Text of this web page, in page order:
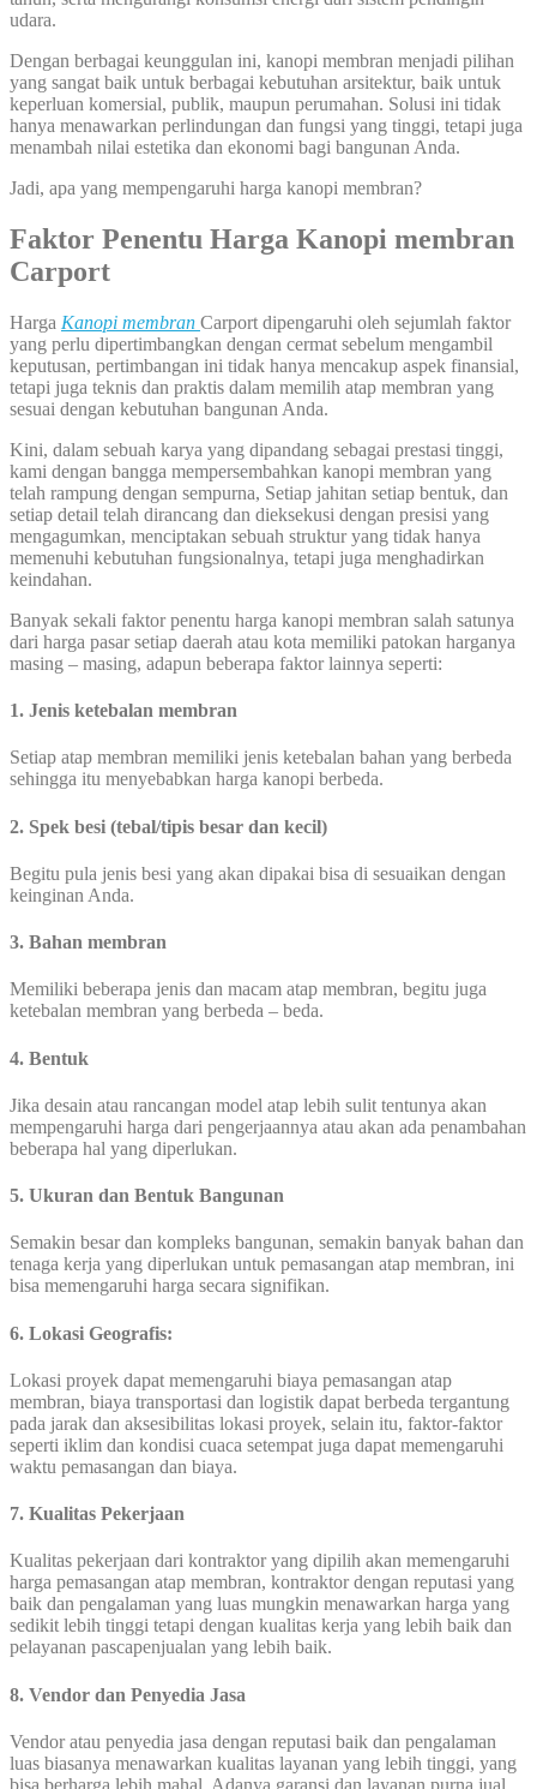
udara.
Dengan berbagai keunggulan ini, kanopi membran menjadi pilihan
yang sangat baik untuk berbagai kebutuhan arsitektur, baik untuk
keperluan komersial, publik, maupun perumahan. Solusi ini tidak
hanya menawarkan perlindungan dan fungsi yang tinggi, tetapi juga
menambah nilai estetika dan ekonomi bagi bangunan Anda.
Jadi, apa yang mempengaruhi harga kanopi membran?
Faktor Penentu Harga Kanopi membran
Carport
Harga Kanopi membran Carport dipengaruhi oleh sejumlah faktor
yang perlu dipertimbangkan dengan cermat sebelum mengambil
keputusan, pertimbangan ini tidak hanya mencakup aspek finansial,
tetapi juga teknis dan praktis dalam memilih atap membran yang
sesuai dengan kebutuhan bangunan Anda.
Kini, dalam sebuah karya yang dipandang sebagai prestasi tinggi,
kami dengan bangga mempersembahkan kanopi membran yang
telah rampung dengan sempurna, Setiap jahitan setiap bentuk, dan
setiap detail telah dirancang dan dieksekusi dengan presisi yang
mengagumkan, menciptakan sebuah struktur yang tidak hanya
memenuhi kebutuhan fungsionalnya, tetapi juga menghadirkan
keindahan.
Banyak sekali faktor penentu harga kanopi membran salah satunya
dari harga pasar setiap daerah atau kota memiliki patokan harganya
masing – masing, adapun beberapa faktor lainnya seperti:
1. Jenis ketebalan membran
Setiap atap membran memiliki jenis ketebalan bahan yang berbeda
sehingga itu menyebabkan harga kanopi berbeda.
2. Spek besi (tebal/tipis besar dan kecil)
Begitu pula jenis besi yang akan dipakai bisa di sesuaikan dengan
keinginan Anda.
3. Bahan membran
Memiliki beberapa jenis dan macam atap membran, begitu juga
ketebalan membran yang berbeda – beda.
4. Bentuk
Jika desain atau rancangan model atap lebih sulit tentunya akan
mempengaruhi harga dari pengerjaannya atau akan ada penambahan
beberapa hal yang diperlukan.
5. Ukuran dan Bentuk Bangunan
Semakin besar dan kompleks bangunan, semakin banyak bahan dan
tenaga kerja yang diperlukan untuk pemasangan atap membran, ini
bisa memengaruhi harga secara signifikan.
6. Lokasi Geografis:
Lokasi proyek dapat memengaruhi biaya pemasangan atap
membran, biaya transportasi dan logistik dapat berbeda tergantung
pada jarak dan aksesibilitas lokasi proyek, selain itu, faktor-faktor
seperti iklim dan kondisi cuaca setempat juga dapat memengaruhi
waktu pemasangan dan biaya.
7. Kualitas Pekerjaan
Kualitas pekerjaan dari kontraktor yang dipilih akan memengaruhi
harga pemasangan atap membran, kontraktor dengan reputasi yang
baik dan pengalaman yang luas mungkin menawarkan harga yang
sedikit lebih tinggi tetapi dengan kualitas kerja yang lebih baik dan
pelayanan pascapenjualan yang lebih baik.
8. Vendor dan Penyedia Jasa
Vendor atau penyedia jasa dengan reputasi baik dan pengalaman
luas biasanya menawarkan kualitas layanan yang lebih tinggi, yang
bisa berharga lebih mahal. Adanya garansi dan layanan purna jual